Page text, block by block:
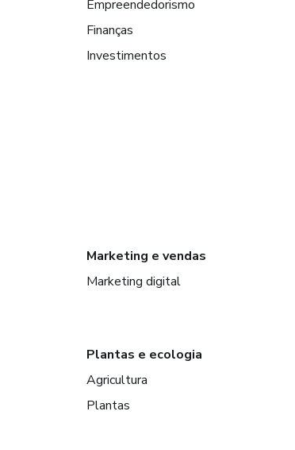
Empreendedorismo
Finanças
Investimentos
Marketing e vendas
Marketing digital
Plantas e ecologia
Agricultura
Plantas